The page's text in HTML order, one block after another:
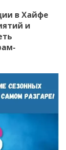
в Хайфе
и